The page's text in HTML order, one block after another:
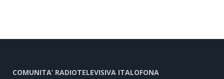
COMUNITA’ RADIOTELEVISIVA ITALOFONA